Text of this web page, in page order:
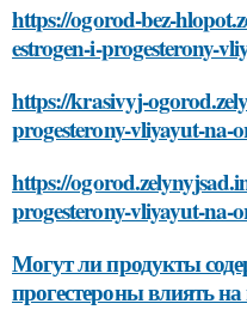
https://ogorod-bez-
estrogen-i-progesterony-
https://krasivyj-
progesterony-vliyayut-na-
https://
progesterony-vliyayut-na-
Могут ли продукты
прогестероны влиять